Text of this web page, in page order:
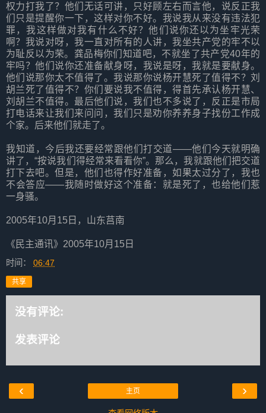
权力打我了？他们无话可讲，只好顾左右而言他，说反正我
们只是提醒你一下，这样对你不好。我说我从来没有违法犯
罪，我这样做对我有什么不好？他们说你还以为坐牢光荣
啊？我说对呀，我一直对所有的人讲，我坐共产党的牢不以
为耻反以为荣。龚品梅你们知道吧，不就坐了共产党40年的
牢吗？他们说你还准备献身呀，我说是呀，我就是要献身。
他们说那你太不值得了。我说那你说杨开慧死了值得不？刘
胡兰死了值得不？你们要说我不值得，得首先承认杨开慧、
刘胡兰不值得。最后他们说，我们也不多说了，反正是市局
打电话来让我们来问问，我们只是劝你养养身子找份工作成
个家。后来他们就走了。
我知道，今后我还要经常跟他们打交道——他们今天就明确
讲了，“按说我们得经常来看看你”。那么，我就跟他们把交道
打下去吧。但是，他们也得作好准备，如果太过分了，我也
不会答应——我随时做好这个准备：就是死了，也给他们惹
一身骚。
2005年10月15日，山东莒南
《民主通讯》2005年10月15日
时间： 06:47
共享
没有评论:
发表评论
‹ ›
主页